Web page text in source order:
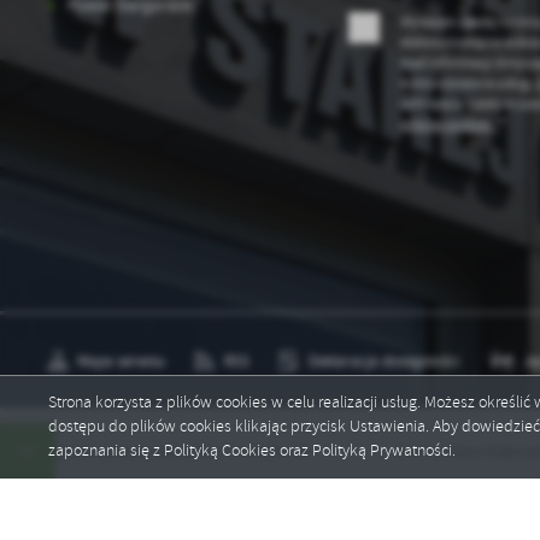
Strona korzysta z plików cookies w celu realizacji usług. Możesz
dostępu do plików cookies klikając przycisk Ustawienia. Aby
zapoznania się z Polityką Cookies oraz Polityką Prywatności.
Powiat Stargardzki
Wyrażam zgodę na
elektroniczną na
mail informacji
Administratora usług.
cofnięta w każdym
plików cookies *
Mapa serwisu Deklaracja dostępności
Copyright by staradabrowa.pl
wywozu odpadów na 2026 rok Gmina Stara Dąbrowa